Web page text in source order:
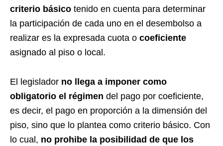
criterio básico tenido en cuenta para determinar
la participación de cada uno en el desembolso a
realizar es la expresada cuota o coeficiente
asignado al piso o local.
El legislador no llega a imponer como
obligatorio el régimen del pago por coeficiente,
es decir, el pago en proporción a la dimensión del
piso, sino que lo plantea como criterio básico. Con
lo cual, no prohibe la posibilidad de que los